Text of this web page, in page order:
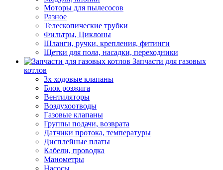
Моторы для пылесосов
Разное
Телескопические трубки
Фильтры, Циклоны
Шланги, ручки, крепления, фитинги
Щетки для пола, насадки, переходники
Запчасти для газовых
котлов
3х ходовые клапаны
Блок розжига
Вентиляторы
Воздухоотводы
Газовые клапаны
Группы подачи, возврата
Датчики протока, температуры
Дисплейные платы
Кабели, проводка
Манометры
Насосы